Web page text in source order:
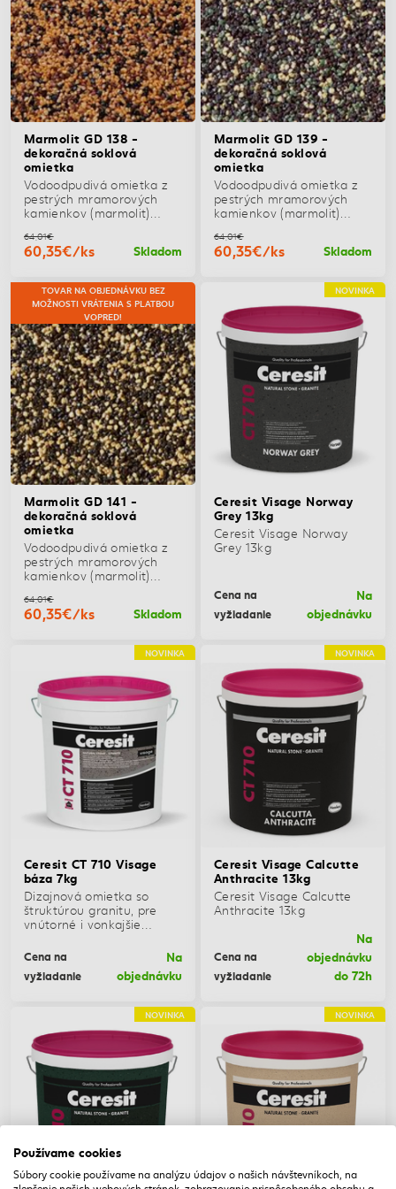
Marmolit GD 138 -
dekoračná soklová
omietka
Vodoodpudivá omietka z
pestrých mramorových
kamienkov (marmolit)
povrchovú úpravu
vonkajších a vnútorných
schodíšť a stĺpov
64,01€
60,35€/ks Skladom
Marmolit GD 139 -
dekoračná soklová
omietka
Vodoodpudivá omietka z
pestrých mramorových
kamienkov (marmolit)
povrchovú úpravu
vonkajších a vnútorných
64,01€
60,35€/ks Skladom
TOVAR NA OBJEDNÁVKU BEZ
MOŽNOSTI VRÁTENIA S PLATBOU
VOPRED!
Marmolit GD 141 -
dekoračná soklová
omietka
Vodoodpudivá omietka z
pestrých mramorových
kamienkov (marmolit)
povrchovú úpravu
vonkajších a vnútorných
64,01€
60,35€/ks Skladom
NOVINKA
Ceresit Visage Norway
Grey 13kg
Ceresit Visage Norway
Grey 13kg
Cena na
vyžiadanie
Na
objednávku
NOVINKA
Ceresit CT 710 Visage
báza 7kg
Dizajnová omietka so
štruktúrou granitu, pre
vnútorné i vonkajšie
Cena na
vyžiadanie
Na
objednávku
NOVINKA
Ceresit Visage Calcutte
Anthracite 13kg
Ceresit Visage Calcutte
Anthracite 13kg
Cena na
vyžiadanie
Na
objednávku
do 72h
NOVINKA NOVINKA
Používame cookies
Súbory cookie používame na analýzu údajov o našich návštevníkoch, na